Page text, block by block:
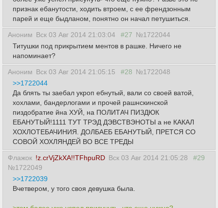
признак ебанутости, ходить втроем, с ее френдзонным
парей и еще быдланом, понятно он начал петушиться.
Аноним Вск 03 Авг 2014 21:03:04 #27 №1722044
Титушки под прикрытием ментов в рашке. Ничего не
напоминает?
Аноним Вск 03 Авг 2014 21:05:15 #28 №1722048
>>1722044
Да блять ты заебал укроп ебнутый, вали со своей ватой,
хохлами, бандерлогами и прочей рашнскинской
пиздобратие йна ХУЙ, на ПОЛИТАЧ ПИЗДЮК
ЕБАНУТЫЙ!1111 ТУТ ТРЭД ДЭВСТВЭНОТЫ а не КАКАЛ
ХОХЛОТЕБАЧИНИЯ. ДОЛБАЕБ ЕБАНУТЫЙ, ПРЕТСЯ СО
СОВОЙ ХОХЛЯНДЕЙ ВО ВСЕ ТРЕДЫ
Флажок !z.crVjZkXA!!TFhpuRD Вск 03 Авг 2014 21:05:28
#29
№1722049
>>1722039
Вчетвером, у того своя девушка была.